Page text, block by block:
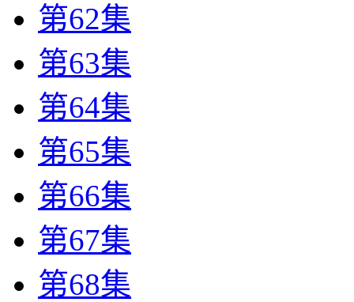
第62集
第63集
第64集
第65集
第66集
第67集
第68集